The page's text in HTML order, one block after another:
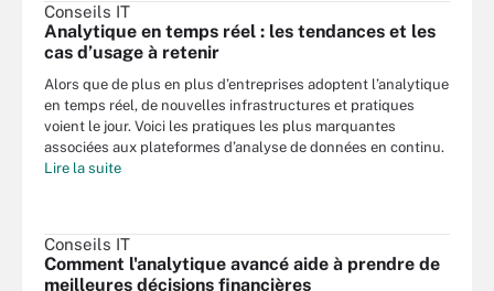
Conseils IT
Analytique en temps réel : les tendances et les
cas d’usage à retenir
Alors que de plus en plus d’entreprises adoptent l’analytique
en temps réel, de nouvelles infrastructures et pratiques
voient le jour. Voici les pratiques les plus marquantes
associées aux plateformes d’analyse de données en continu.
Lire la suite
Conseils IT
Comment l'analytique avancé aide à prendre de
meilleures décisions financières